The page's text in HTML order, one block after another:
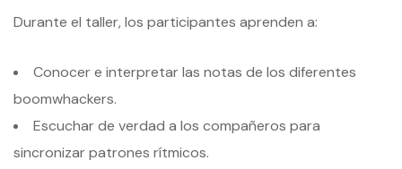
Durante el taller, los participantes aprenden a:
Conocer e interpretar las notas de los diferentes
boomwhackers.
Escuchar de verdad a los compañeros para
sincronizar patrones rítmicos.